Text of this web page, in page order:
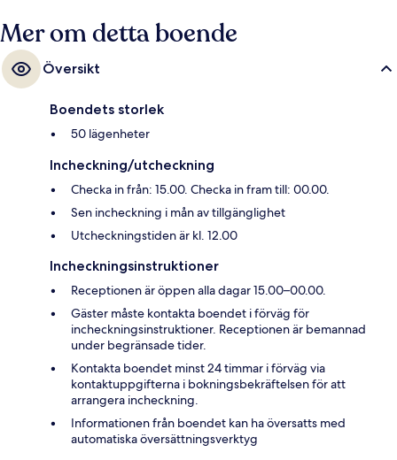
Mer om detta boende
Översikt
Boendets storlek
50 lägenheter
Incheckning/utcheckning
Checka in från: 15.00. Checka in fram till: 00.00.
Sen incheckning i mån av tillgänglighet
Utcheckningstiden är kl. 12.00
Incheckningsinstruktioner
Receptionen är öppen alla dagar 15.00–00.00.
Gäster måste kontakta boendet i förväg för
incheckningsinstruktioner. Receptionen är bemannad
under begränsade tider.
Kontakta boendet minst 24 timmar i förväg via
kontaktuppgifterna i bokningsbekräftelsen för att
arrangera incheckning.
Informationen från boendet kan ha översatts med
automatiska översättningsverktyg